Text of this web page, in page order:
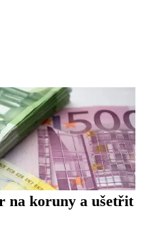
na koruny a ušetřit